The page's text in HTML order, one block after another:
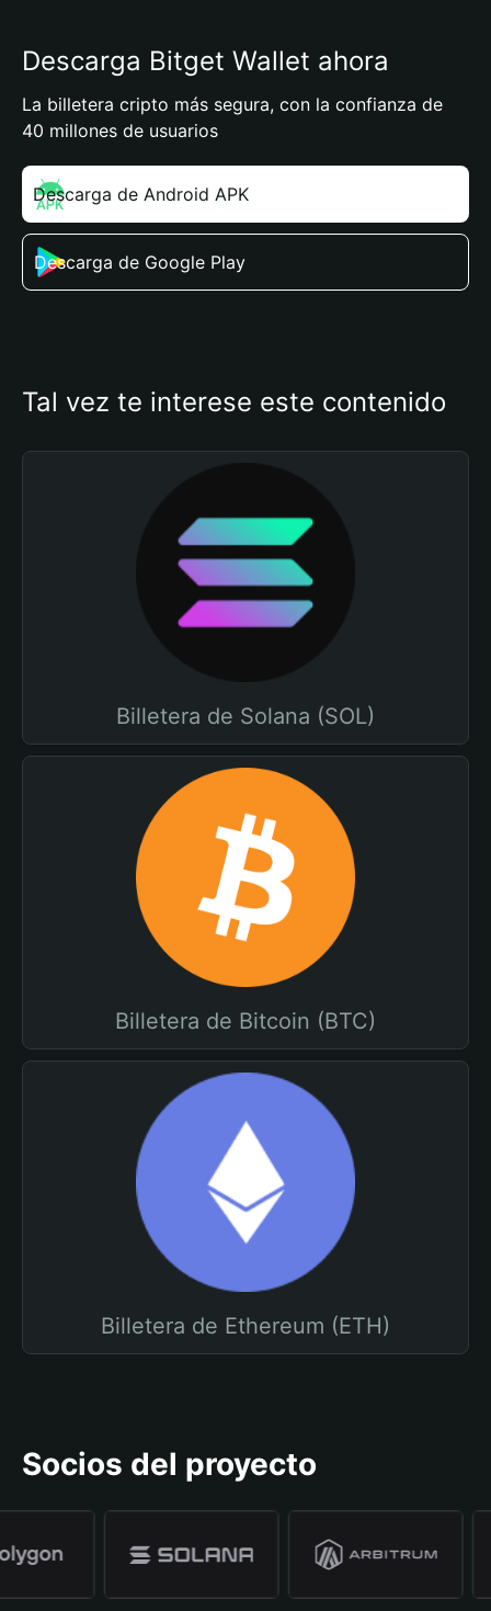
Descarga Bitget Wallet ahora
La billetera cripto más segura, con la confianza de
40 millones de usuarios
Descarga de Android APK
Descarga de Google Play
Tal vez te interese este contenido
Billetera de Solana (SOL)
Billetera de Bitcoin (BTC)
Billetera de Ethereum (ETH)
Socios del proyecto